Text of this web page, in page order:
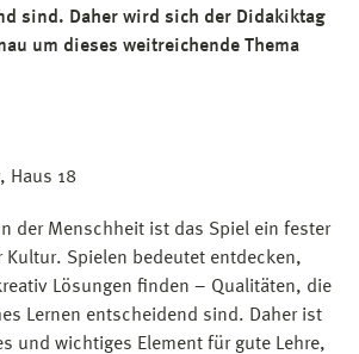
sind. Daher wird sich der Didakiktag
um dieses weitreichende Thema
Haus 18
der Menschheit ist das Spiel ein fester
Kultur. Spielen bedeutet entdecken,
Lösungen finden – Qualitäten, die
Lernen entscheidend sind. Daher ist
und wichtiges Element für gute Lehre,